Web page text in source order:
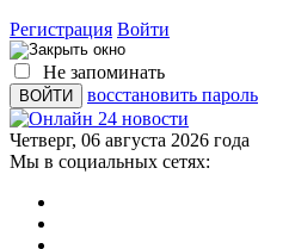
Регистрация Войти
Не запоминать
восстановить пароль
Четверг, 06 августа 2026 года
Мы в социальных сетях: